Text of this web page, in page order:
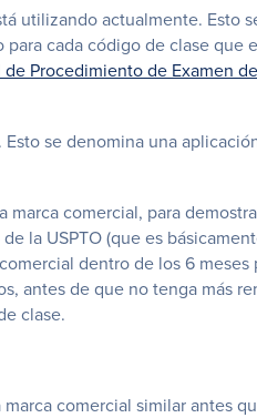
utilizando actualmente. Esto
cada código de clase que
de Procedimiento de Examen
se denomina una
marca comercial, para
la USPTO (que es
dentro de los 6 meses
antes de que no tenga más
clase.
comercial similar antes